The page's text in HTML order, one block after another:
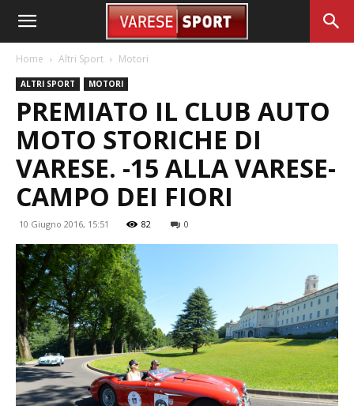
Home Altri Sport Motori
ALTRI SPORT MOTORI
PREMIATO IL CLUB AUTO
MOTO STORICHE DI
VARESE. -15 ALLA VARESE-
CAMPO DEI FIORI
10 Giugno 2016, 15:51 82 0